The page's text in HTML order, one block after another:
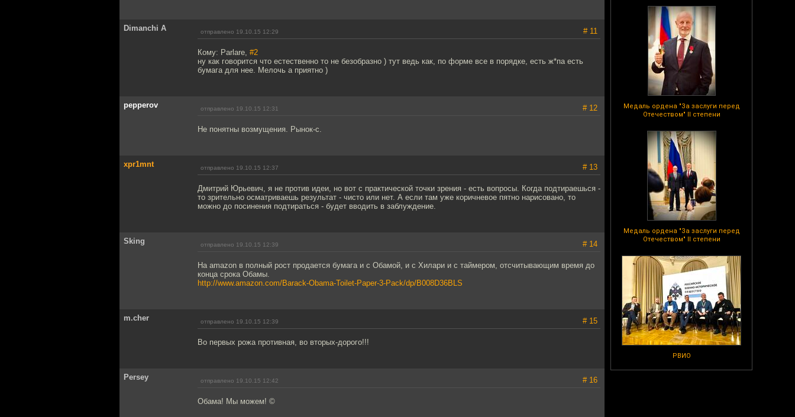
Медаль ордена "За заслуги перед
Отечеством" II степени
Медаль ордена "За заслуги перед
Отечеством" II степени
РВИО
Dimanchi A отправлено 19.10.15 12:29 # 11
Кому: Parlare, #2
ну как говорится что естественно то не безобразно ) тут ведь как, по форме все в порядке, есть ж*па есть
бумага для нее. Мелочь а приятно )
pepperov отправлено 19.10.15 12:31 # 12
Не понятны возмущения. Рынок-с.
xpr1mnt отправлено 19.10.15 12:37 # 13
Дмитрий Юрьевич, я не против идеи, но вот с практической точки зрения - есть вопросы. Когда подтираешься -
то зрительно осматриваешь результат - чисто или нет. А если там уже коричневое пятно нарисовано, то
можно до посинения подтираться - будет вводить в заблуждение.
Sking отправлено 19.10.15 12:39 # 14
На amazon в полный рост продается бумага и с Обамой, и с Хилари и с таймером, отсчитывающим время до
конца срока Обамы.
http://www.amazon.com/Barack-Obama-Toilet-Paper-3-Pack/dp/B008D36BLS
m.cher отправлено 19.10.15 12:39 # 15
Во первых рожа противная, во вторых-дорого!!!
Persey отправлено 19.10.15 12:42 # 16
Обама! Мы можем! ©